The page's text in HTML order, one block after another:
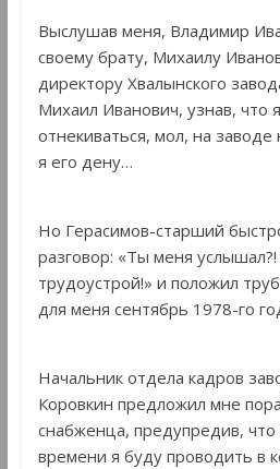
Выслушав меня, Владимир
своему брату, Михаилу
директору Хвалынского
Михаил Иванович, узнав, что
отнекиваться, мол, на заводе
я его дену…
Но Герасимов-старший
разговор: «Ты меня услышал?!
трудоустрой!» и положил
для меня сентябрь 1978-го
Начальник отдела кадров
Коровкин предложил мне
снабженца, предупредив,
времени я буду проводить в